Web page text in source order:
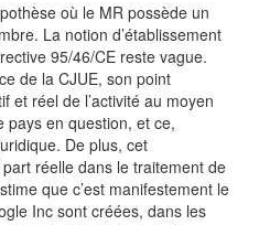
où le MR possède un
La notion d’établissement
95/46/CE reste vague.
de la CJUE, son point
et réel de l’activité au moyen
pays en question, et ce,
De plus, cet
réelle dans le traitement de
que c’est manifestement le
Inc sont créées, dans les